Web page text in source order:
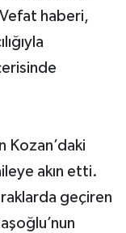
haberi,
Kozan’daki
akın etti.
geçiren